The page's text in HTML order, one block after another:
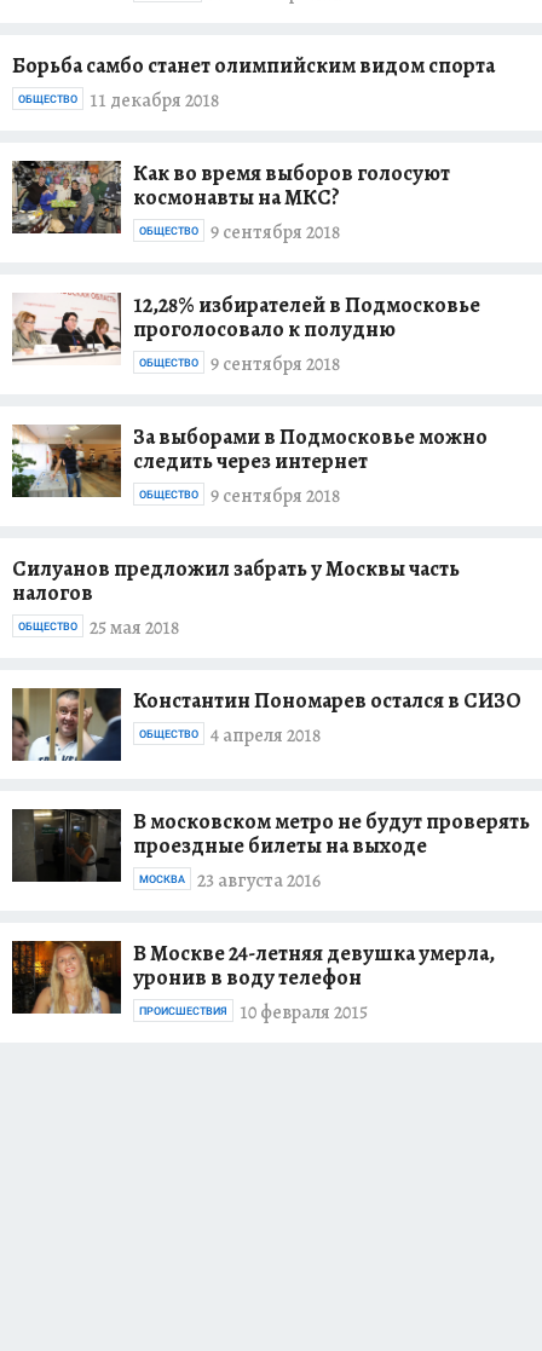
Борьба самбо станет олимпийским видом спорта
11 декабря 2018
ОБЩЕСТВО
Как во время выборов голосуют
космонавты на МКС?
9 сентября 2018
ОБЩЕСТВО
12,28% избирателей в Подмосковье
проголосовало к полудню
9 сентября 2018
ОБЩЕСТВО
За выборами в Подмосковье можно
следить через интернет
9 сентября 2018
ОБЩЕСТВО
Силуанов предложил забрать у Москвы часть
налогов
25 мая 2018
ОБЩЕСТВО
Константин Пономарев остался в СИЗО
4 апреля 2018
ОБЩЕСТВО
В московском метро не будут проверять
проездные билеты на выходе
23 августа 2016
МОСКВА
В Москве 24-летняя девушка умерла,
уронив в воду телефон
10 февраля 2015
ПРОИСШЕСТВИЯ